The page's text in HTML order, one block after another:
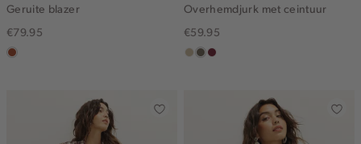
Geruite blazer
€79.95
bruin
Overhemdjurk met ceintuur
€59.95
lichtzand
middenbruin
bordeaux